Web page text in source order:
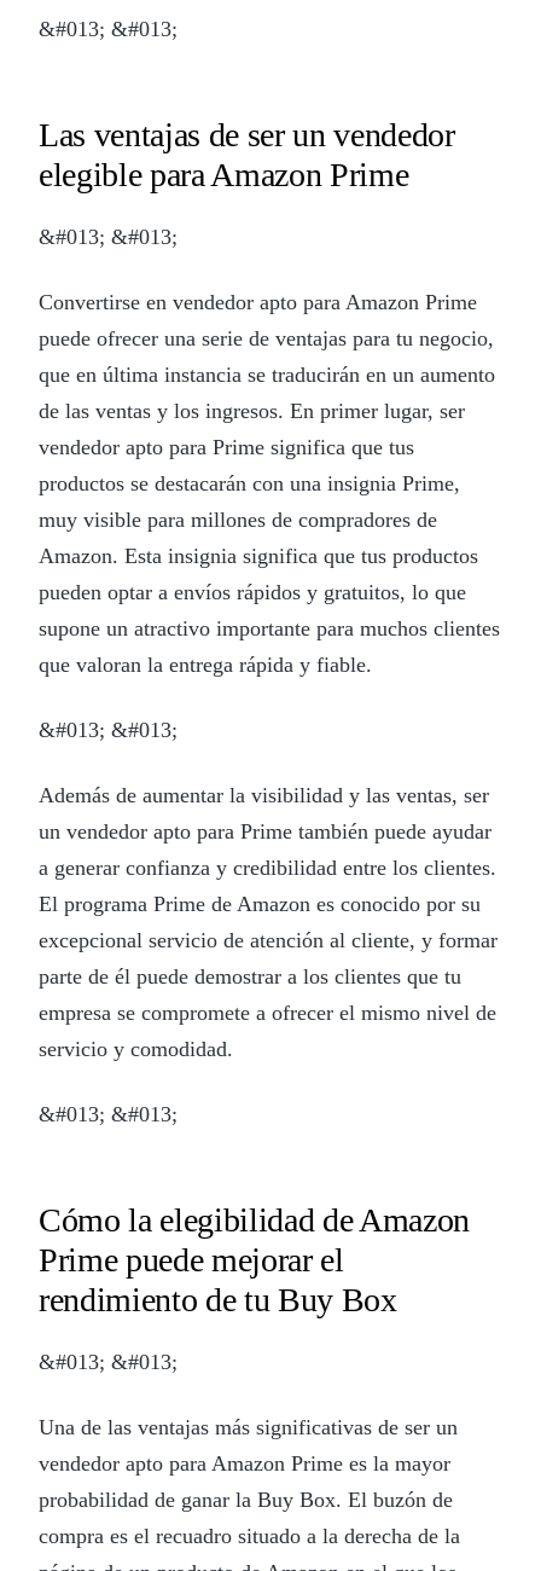
&#013; &#013;
Las ventajas de ser un vendedor
elegible para Amazon Prime
&#013; &#013;
Convertirse en vendedor apto para Amazon Prime
puede ofrecer una serie de ventajas para tu negocio,
que en última instancia se traducirán en un aumento
de las ventas y los ingresos. En primer lugar, ser
vendedor apto para Prime significa que tus
productos se destacarán con una insignia Prime,
muy visible para millones de compradores de
Amazon. Esta insignia significa que tus productos
pueden optar a envíos rápidos y gratuitos, lo que
supone un atractivo importante para muchos clientes
que valoran la entrega rápida y fiable.
&#013; &#013;
Además de aumentar la visibilidad y las ventas, ser
un vendedor apto para Prime también puede ayudar
a generar confianza y credibilidad entre los clientes.
El programa Prime de Amazon es conocido por su
excepcional servicio de atención al cliente, y formar
parte de él puede demostrar a los clientes que tu
empresa se compromete a ofrecer el mismo nivel de
servicio y comodidad.
&#013; &#013;
Cómo la elegibilidad de Amazon
Prime puede mejorar el
rendimiento de tu Buy Box
&#013; &#013;
Una de las ventajas más significativas de ser un
vendedor apto para Amazon Prime es la mayor
probabilidad de ganar la Buy Box. El buzón de
compra es el recuadro situado a la derecha de la